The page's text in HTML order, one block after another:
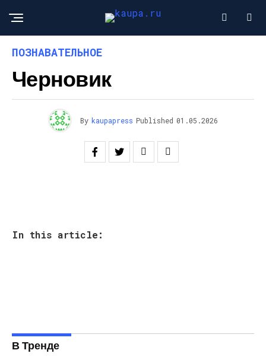
ПОЗНАВАТЕЛЬНОЕ
Черновик
By kaupapress Published 01.05.2026
In this article:
В Тренде